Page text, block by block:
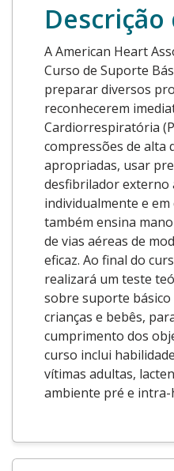
A American Heart
Curso de Suporte
preparar diversos
reconhecerem
Cardiorrespiratória
compressões de alta
apropriadas, usar
desfibrilador externo
individualmente e em
também ensina
de vias aéreas de
eficaz. Ao final do
realizará um teste
sobre suporte básico
crianças e bebês,
cumprimento dos
curso inclui
vítimas adultas,
ambiente pré e